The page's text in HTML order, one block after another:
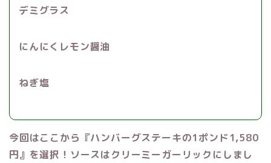
デミグラス
にんにくレモン醤油
ねぎ塩
今回はここから『ハンバーグステーキの1ポンド1,580
円』を選択！ソースはクリーミーガーリックにしまし